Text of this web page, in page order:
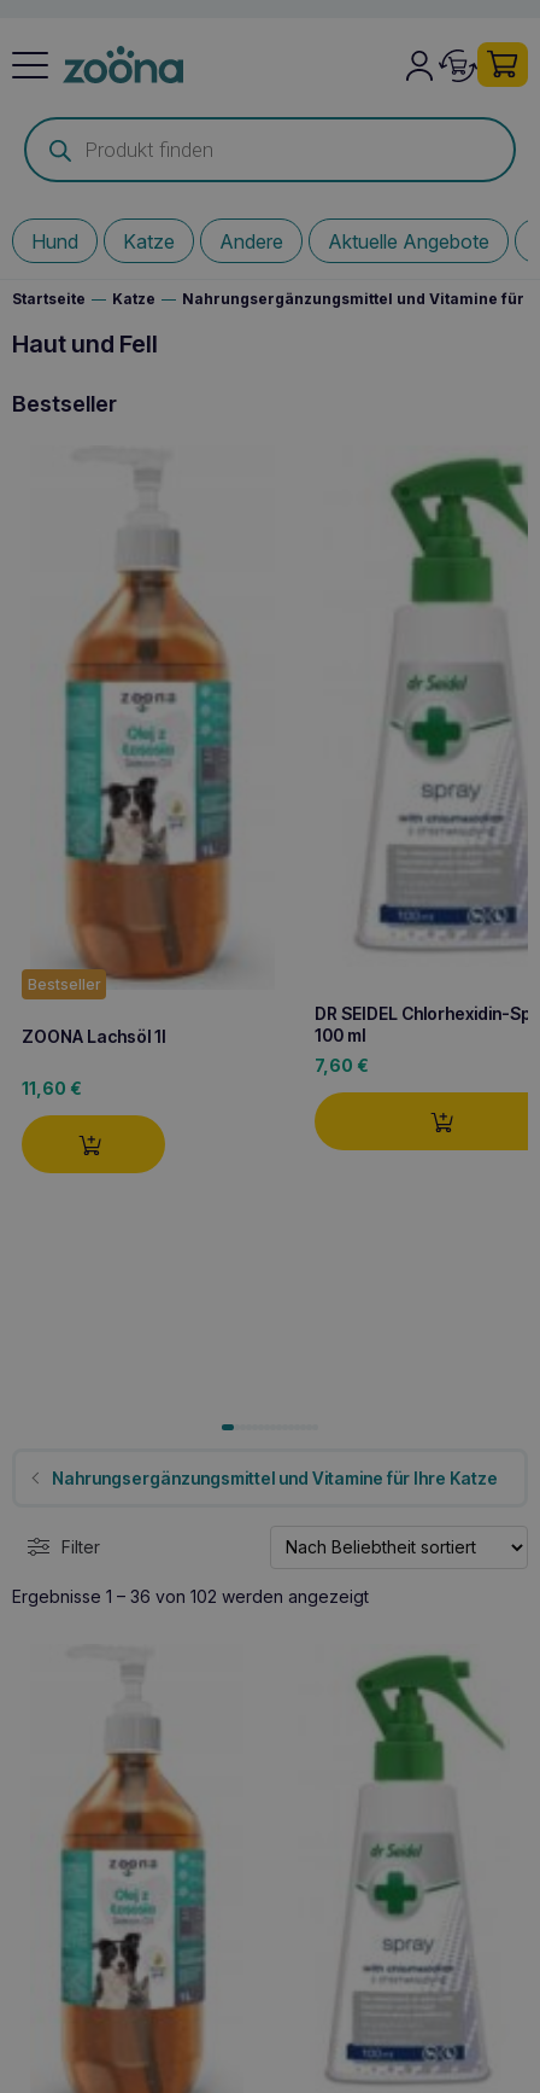
Products
search
Hund Katze Andere Aktuelle Angebote
Startseite — Katze — Nahrungsergänzungsmittel und Vitamine für
Haut und Fell
Bestseller
Bestseller
ZOONA Lachsöl 1l
11,60 €
DR SEIDEL Chlorhexidin-
100 ml
7,60 €
Nahrungsergänzungsmittel und Vitamine für Ihre Katze
Filter
Ergebnisse 1 – 36 von 102 werden angezeigtNach